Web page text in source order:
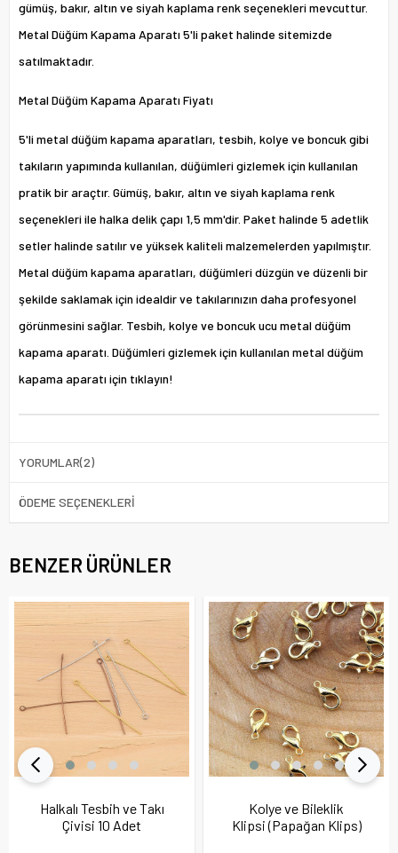
gümüş, bakır, altın ve siyah kaplama renk seçenekleri mevcuttur.
Metal Düğüm Kapama Aparatı 5'li paket halinde sitemizde
satılmaktadır.
Metal Düğüm Kapama Aparatı Fiyatı
5'li metal düğüm kapama aparatları, tesbih, kolye ve boncuk gibi
takıların yapımında kullanılan, düğümleri gizlemek için kullanılan
pratik bir araçtır. Gümüş, bakır, altın ve siyah kaplama renk
seçenekleri ile halka delik çapı 1,5 mm'dir. Paket halinde 5 adetlik
setler halinde satılır ve yüksek kaliteli malzemelerden yapılmıştır.
Metal düğüm kapama aparatları, düğümleri düzgün ve düzenli bir
şekilde saklamak için idealdir ve takılarınızın daha profesyonel
görünmesini sağlar. Tesbih, kolye ve boncuk ucu metal düğüm
kapama aparatı. Düğümleri gizlemek için kullanılan metal düğüm
kapama aparatı için tıklayın!
YORUMLAR(2)
ÖDEME SEÇENEKLERI
BENZER ÜRÜNLER
Halkalı Tesbih ve Takı
Çivisi 10 Adet
Kolye ve Bileklik
Klipsi (Papağan Klips)